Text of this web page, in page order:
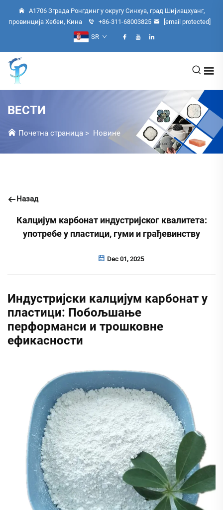
А1706 Зграда Ронгдинг у округу Синхуа, град Шијиацхуанг,
провинција Хебеи, Кина
+86-311-68003825
[email protected]
SR
ВЕСТИ
Почетна страница > Новине
Назад
Калцијум карбонат индустријског квалитета:
употребе у пластици, гуми и грађевинству
Dec 01, 2025
Индустријски калцијум карбонат у
пластици: Побољшање
перформанси и трошковне
ефикасности